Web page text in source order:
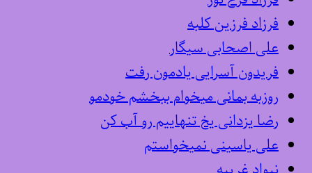
فرزاد فرزین کلبه
علی اصحابی سیگار
فریدون آسرایی یادمون رفت
روزبه بمانی میخوام ببخشم خودمو
رضا یزدانی یخ تنهاییم رو آب کن
علی یاسینی نمیخواستم